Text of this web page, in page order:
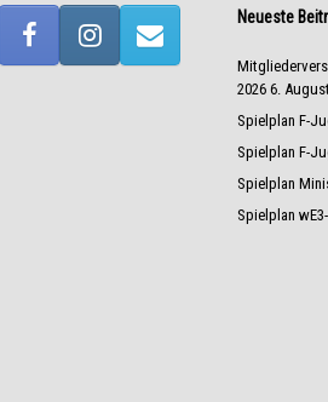
Neueste
2026 6.
Spielplan F-
Spielplan F-
Spielplan
Spielplan